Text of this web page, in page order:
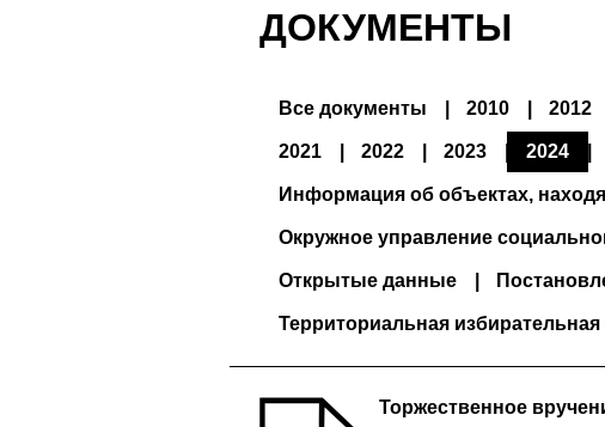
ДОКУМЕНТЫ
Все документы 2010 2012
2021 2022 2023 2024
Информация об объектах,
Окружное управление
Открытые данные
Территориальная
Торжественное